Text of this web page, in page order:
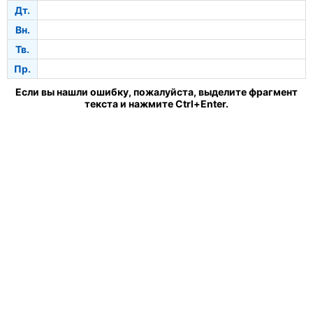
Дт.
Вн.
Тв.
Пр.
Если вы нашли ошибку, пожалуйста, выделите фрагмент
текста и нажмите Ctrl+Enter.